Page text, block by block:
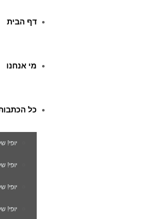
דף הבית
מי אנחנו
כל
יופי!
יופי!
יופי!
יופי!